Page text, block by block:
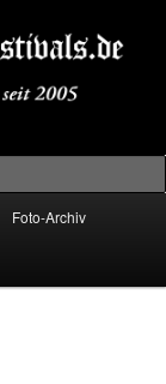
Foto-Archiv